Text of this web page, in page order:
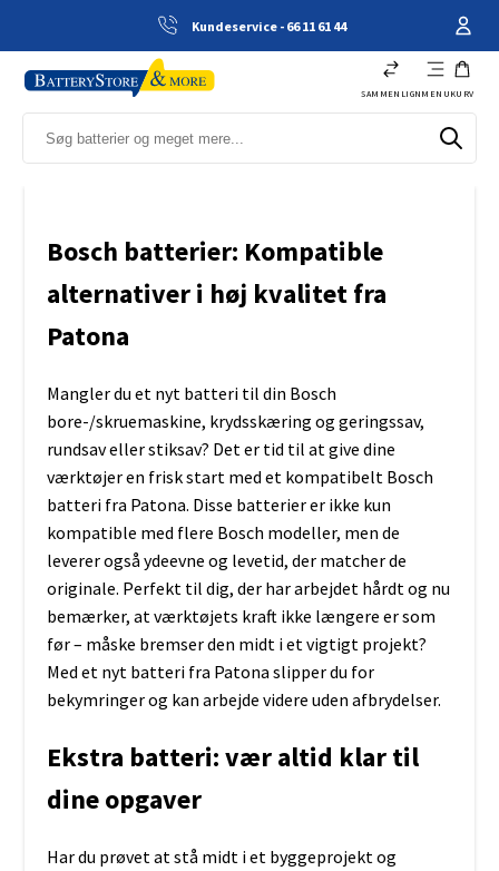
Kundeservice - 66 11 61 44
SAMMENLIGN MENU KURV
Bosch batterier: Kompatible
alternativer i høj kvalitet fra
Patona
Mangler du et nyt batteri til din Bosch
bore-/skruemaskine, krydsskæring og geringssav,
rundsav eller stiksav? Det er tid til at give dine
værktøjer en frisk start med et kompatibelt Bosch
batteri fra Patona. Disse batterier er ikke kun
kompatible med flere Bosch modeller, men de
leverer også ydeevne og levetid, der matcher de
originale. Perfekt til dig, der har arbejdet hårdt og nu
bemærker, at værktøjets kraft ikke længere er som
før – måske bremser den midt i et vigtigt projekt?
Med et nyt batteri fra Patona slipper du for
bekymringer og kan arbejde videre uden afbrydelser.
Ekstra batteri: vær altid klar til
dine opgaver
Har du prøvet at stå midt i et byggeprojekt og